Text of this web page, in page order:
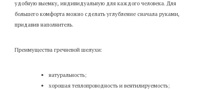
удобную выемку, индивидуальную для каждого человека. Для
большего комфорта можно сделать углубление сначала руками,
придавив наполнитель.
Преимущества гречневой шелухи:
натуральность;
хорошая теплопроводность и вентилируемость;